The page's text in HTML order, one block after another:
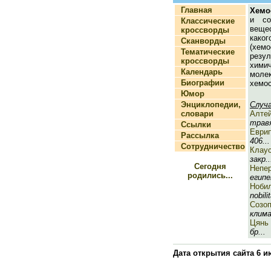
Главная
Классические
кроссворды
Сканворды
Тематические
кроссворды
Календарь
Биографии
Юмор
Энциклопедии,
словари
Ссылки
Рассылка
Сотрудничество
Сегодня
родились...
и
406...
Цянь
бр...
Дата открытия сайта 6